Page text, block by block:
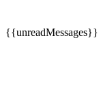
{{unreadMessages}}